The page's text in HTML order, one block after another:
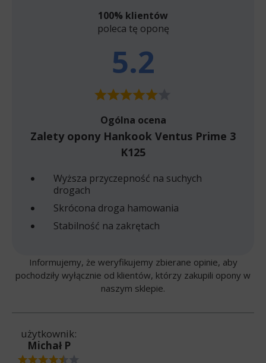
100% klientów
poleca tę oponę
5.2
Ogólna ocena
Zalety opony Hankook Ventus Prime 3
K125
Wyższa przyczepność na suchych
drogach
Skrócona droga hamowania
Stabilność na zakrętach
Informujemy, że weryfikujemy zbierane opinie, aby
pochodziły wyłącznie od klientów, którzy zakupili opony w
naszym sklepie.
użytkownik:
Michał P